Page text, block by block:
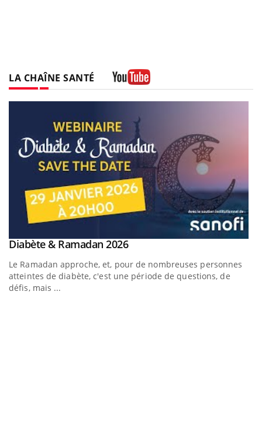
LA CHAÎNE SANTÉ
Youtube
Diabète & Ramadan 2026Youtube
Le Ramadan approche, et, pour de nombreuses personnes
atteintes de diabète, c'est une période de questions, de
défis, mais ...